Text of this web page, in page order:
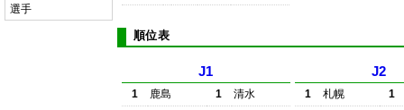
選手
順位表
J1
1 鹿島 1
清水
J2
1 札幌
1